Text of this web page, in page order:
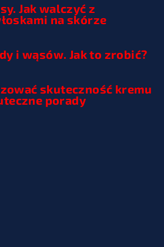
Jak walczyć z
na skórze
i wąsów. Jak to zrobić?
skuteczność kremu
porady